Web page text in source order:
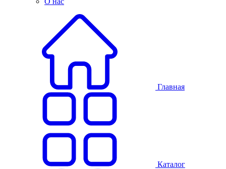
Главная
Каталог